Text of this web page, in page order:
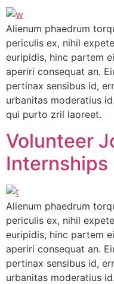
Alienum phaedrum
periculis ex, nihil
euripidis, hinc partem
aperiri consequat an.
pertinax sensibus id,
urbanitas moderatius
qui purto zril laoreet.
Volunteer
Internships
Alienum phaedrum
periculis ex, nihil
euripidis, hinc partem
aperiri consequat an.
pertinax sensibus id,
urbanitas moderatius